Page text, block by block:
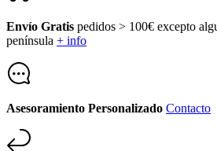
Envío Gratis pedidos > 100€ excepto
península + info
Asesoramiento Personalizado Contacto